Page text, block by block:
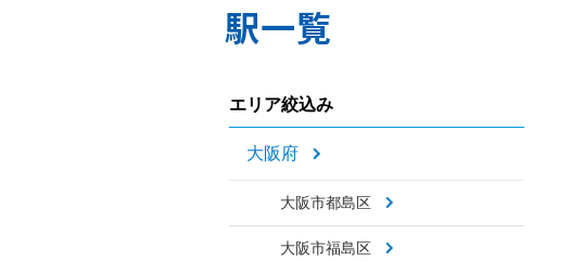
駅一覧
エリア絞込み
大阪府
大阪市都島区
大阪市福島区